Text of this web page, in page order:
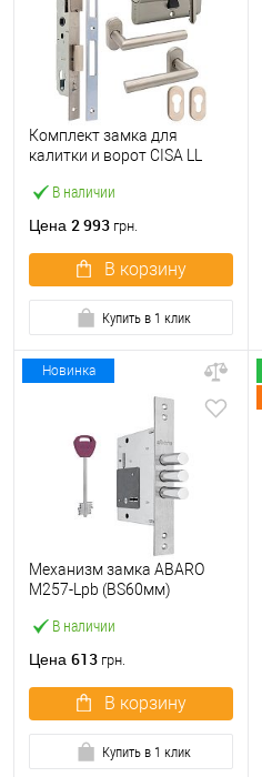
В наличии
Комплект замка для
калитки и ворот CISA LL
цилиндром C2000 60 мм и
Цена 2 993 грн.
В корзину
Купить в 1 клик
Новинка
В наличии
Механизм замка ABARO
M257-Lpb (BS60мм)
тех.упаковки.без отв.
Цена 613 грн.
В корзину
Купить в 1 клик